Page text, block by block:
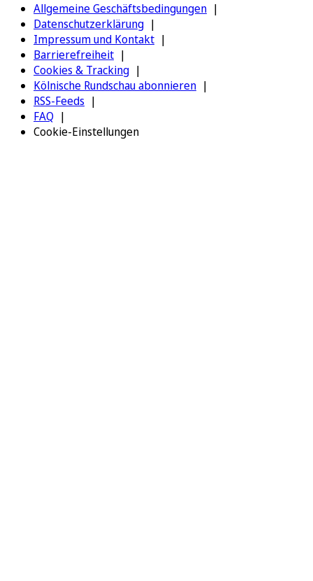
Allgemeine Geschäftsbedingungen
Datenschutzerklärung
Impressum und Kontakt
Barrierefreiheit
Cookies & Tracking
Kölnische Rundschau abonnieren
RSS-Feeds
FAQ
Cookie-Einstellungen